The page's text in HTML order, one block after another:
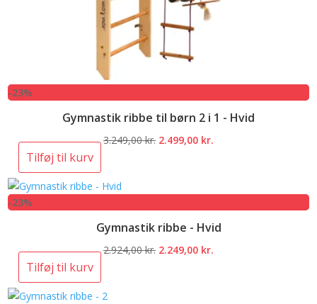
-23%
Gymnastik ribbe til børn 2 i 1 - Hvid
3.249,00kr. Den
2.499,00 kr.
Tilføj til kurv
-23%
Gymnastik ribbe - Hvid
2.924,00kr. Den
2.249,00 kr.
Tilføj til kurv